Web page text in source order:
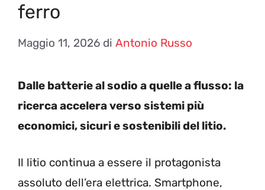
ferro
Maggio 11, 2026 di Antonio Russo
Dalle batterie al sodio a quelle a flusso: la
ricerca accelera verso sistemi più
economici, sicuri e sostenibili del litio.
Il litio continua a essere il protagonista
assoluto dell’era elettrica. Smartphone,